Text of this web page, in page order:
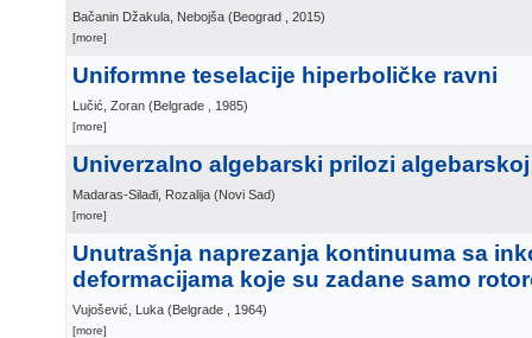
Bačanin Džakula, Nebojša (Beograd , 2015)
[more]
Uniformne teselacije hiperboličke ravni
Lučić, Zoran (Belgrade , 1985)
[more]
Univerzalno algebarski prilozi
Madaras-Silađi, Rozalija (Novi Sad)
[more]
Unutrašnja naprezanja kontinuuma sa
deformacijama koje su zadane samo
Vujošević, Luka (Belgrade , 1964)
[more]